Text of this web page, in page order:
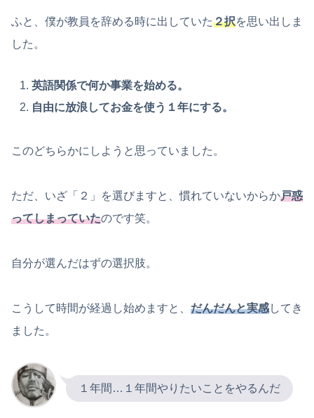
ふと、僕が教員を辞める時に出していた２択を思い出しま
した。
英語関係で何か事業を始める。
自由に放浪してお金を使う１年にする。
このどちらかにしようと思っていました。
ただ、いざ「２」を選びますと、慣れていないからか戸惑
ってしまっていたのです笑。
自分が選んだはずの選択肢。
こうして時間が経過し始めますと、 だんだんと実感してき
ました。
１年間…１年間やりたいことをやるんだ